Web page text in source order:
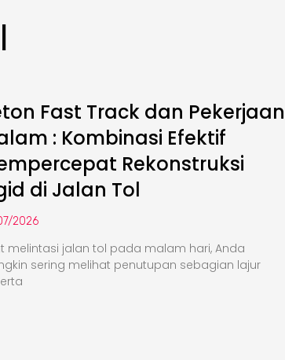
Fast Track dan Pekerjaan
: Kombinasi Efektif
Rekonstruksi
di Jalan Tol
2026
melintasi jalan tol pada malam hari, Anda
sering melihat penutupan sebagian lajur